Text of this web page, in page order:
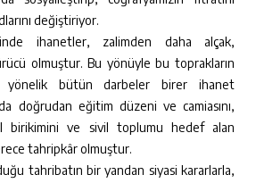
değiştiriyor.
ihanetler, zalimden daha alçak,
olmuştur. Bu yönüyle bu toprakların
yönelik bütün darbeler birer ihanet
doğrudan eğitim düzeni ve camiasını,
birikimini ve sivil toplumu hedef alan
tahripkâr olmuştur.
tahribatın bir yandan siyasi kararlarla,